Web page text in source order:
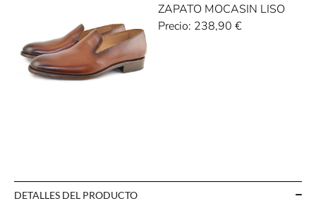
ZAPATO MOCASIN LISO
Precio: 238,90 €
DETALLES DEL PRODUCTO